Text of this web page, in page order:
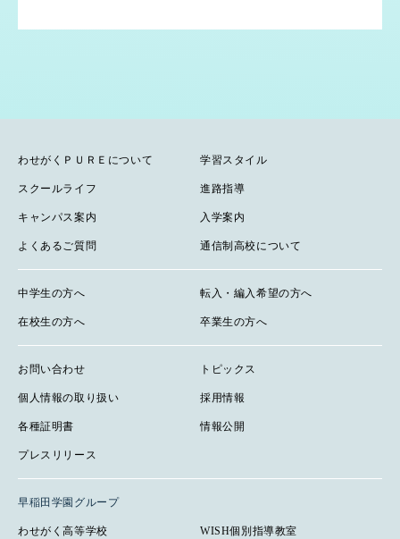
わせがくＰＵＲＥについて 学習スタイル
スクールライフ 進路指導
キャンパス案内 入学案内
よくあるご質問 通信制高校について
中学生の方へ 転入・編入希望の方へ
在校生の方へ 卒業生の方へ
お問い合わせ トピックス
個人情報の取り扱い 採用情報
各種証明書 情報公開
プレスリリース
早稲田学園グループ
わせがく高等学校 WISH個別指導教室